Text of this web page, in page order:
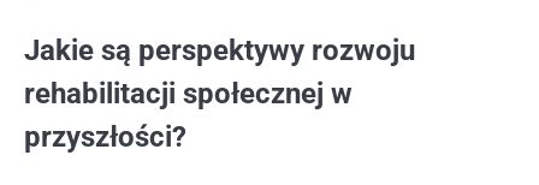
Jakie są perspektywy rozwoju
rehabilitacji społecznej w
przyszłości?